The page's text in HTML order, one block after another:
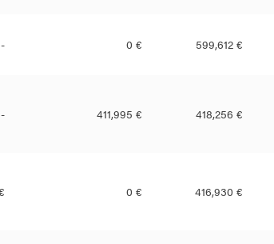
- 0 € 599,612 €
- 411,995 € 418,256 €
0 € 416,930 €